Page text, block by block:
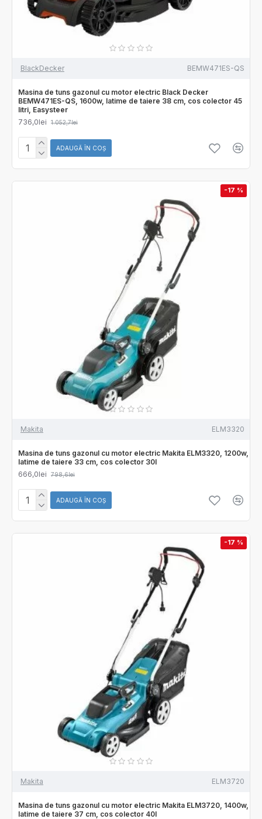
BlackDecker BEMW471ES-QS
Masina de tuns gazonul cu motor electric Black Decker
BEMW471ES-QS, 1600w, latime de taiere 38 cm, cos colector 45
litri, Easysteer
736,0lei
1.052,7lei
ADAUGĂ ÎN COŞ
-17 %
Makita ELM3320
Masina de tuns gazonul cu motor electric Makita ELM3320, 1200w,
latime de taiere 33 cm, cos colector 30l
666,0lei
798,6lei
ADAUGĂ ÎN COŞ
-17 %
Makita ELM3720
Masina de tuns gazonul cu motor electric Makita ELM3720, 1400w,
latime de taiere 37 cm, cos colector 40l